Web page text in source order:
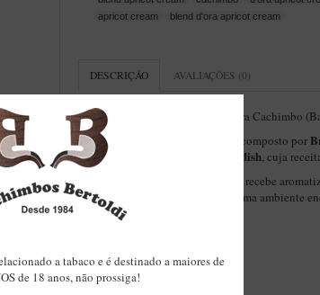
apricot cream
blend d'ora apricot cream
DESCRIÇÃO AVALIAÇÕES (0)
Blend D'ora Apricot Cream
- Para Cachimbo
OBlend D’ora Apricot Cream é composto por
Virgínias
Black Cavendish, cuja
recebe
creme inglês
. Proporciona um aroma ambiente
equilibrada e lenta.
- Black Cavendish
- Burley
- Queima equilibrada e lenta
a tabaco e é destinado a maiores de
de 18 anos, não prossiga!